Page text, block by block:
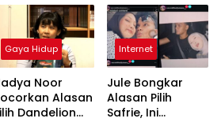
Membuat Kabin
Mobil Wangi
Lama
Gaya Hidup
Noor
Alasan
Dandelion
Internet
Jule Bongkar
Alasan Pilih
Safrie, Ini